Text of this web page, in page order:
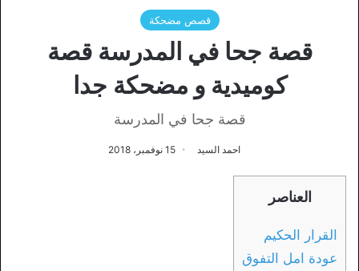
قصص مضحكة
قصة جحا في المدرسة قصة
كوميدية و مضحكة جدا
قصة جحا في المدرسة
احمد السيد 15 نوفمبر، 2018
العناصر
القرار الحكيم
عودة امل التفوق